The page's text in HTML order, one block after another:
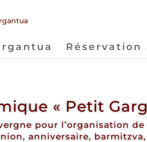
Réservation
« Petit
pour l’organisation de
anniversaire,